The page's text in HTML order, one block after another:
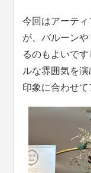
今回はアーテ
が、バルーン
るのもよいで
ルな雰囲気を
印象に合わせて